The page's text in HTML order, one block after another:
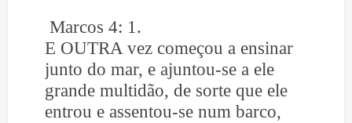
Marcos 4: 1.
E OUTRA vez começou a ensinar
junto do mar, e ajuntou-se a ele
grande multidão, de sorte que ele
entrou e assentou-se num barco,